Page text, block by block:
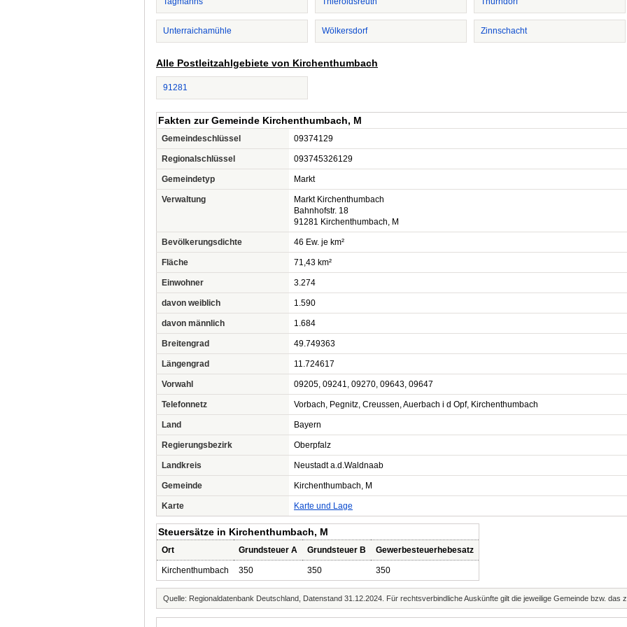
Unterraichamühle Wölkersdorf Zinnschacht
Alle Postleitzahlgebiete von Kirchenthumbach
91281
Fakten zur Gemeinde Kirchenthumbach, M
Gemeindeschlüssel 09374129
Regionalschlüssel 093745326129
Gemeindetyp Markt
Verwaltung
Markt Kirchenthumbach
Bahnhofstr. 18
91281 Kirchenthumbach, M
Bevölkerungsdichte 46 Ew. je km²
Fläche 71,43 km²
Einwohner 3.274
davon weiblich 1.590
davon männlich 1.684
Breitengrad 49.749363
Längengrad 11.724617
Vorwahl 09205, 09241, 09270, 09643, 09647
Telefonnetz Vorbach, Pegnitz, Creussen, Auerbach i d Opf, Kirchenthumbach
Land Bayern
Regierungsbezirk Oberpfalz
Landkreis Neustadt a.d.Waldnaab
Gemeinde Kirchenthumbach, M
Karte Karte und Lage
Steuersätze in Kirchenthumbach, M
Ort Grundsteuer A Grundsteuer B Gewerbesteuerhebesatz
Kirchenthumbach 350 350 350
Quelle: Regionaldatenbank Deutschland, Datenstand 31.12.2024. Für rechtsverbindliche Auskünfte gilt die jeweilige Gemeinde bzw. das